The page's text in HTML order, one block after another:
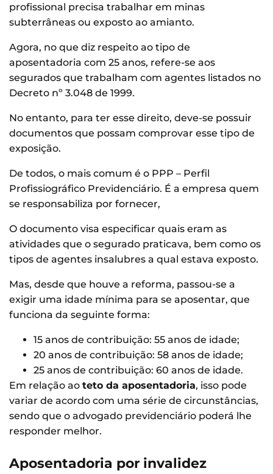
profissional precisa trabalhar em minas
subterrâneas ou exposto ao amianto.
Agora, no que diz respeito ao tipo de
aposentadoria com 25 anos, refere-se aos
segurados que trabalham com agentes listados no
Decreto nº 3.048 de 1999.
No entanto, para ter esse direito, deve-se possuir
documentos que possam comprovar esse tipo de
exposição.
De todos, o mais comum é o PPP – Perfil
Profissiográfico Previdenciário. É a empresa quem
se responsabiliza por fornecer,
O documento visa especificar quais eram as
atividades que o segurado praticava, bem como os
tipos de agentes insalubres a qual estava exposto.
Mas, desde que houve a reforma, passou-se a
exigir uma idade mínima para se aposentar, que
funciona da seguinte forma:
15 anos de contribuição: 55 anos de idade;
20 anos de contribuição: 58 anos de idade;
25 anos de contribuição: 60 anos de idade.
Em relação ao teto da aposentadoria, isso pode
variar de acordo com uma série de circunstâncias,
sendo que o advogado previdenciário poderá lhe
responder melhor.
Aposentadoria por invalidez